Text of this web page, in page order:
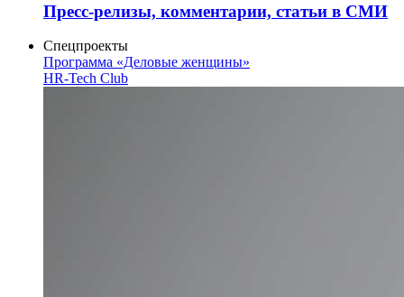
Пресс-релизы, комментарии, статьи в СМИ
Спецпроекты
Программа «Деловые женщины»
HR-Tech Club